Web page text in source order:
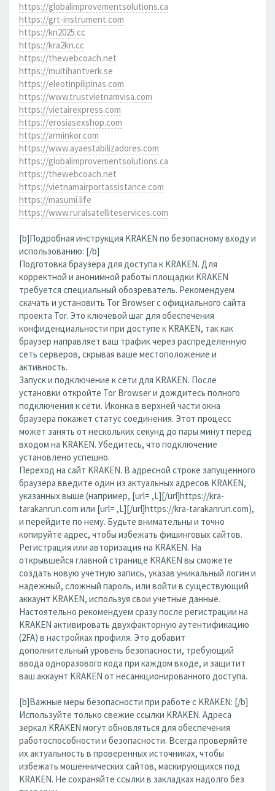
https://globalimprovementsolutions.ca
https://grt-instrument.com
https://kn2025.cc
https://kra2kn.cc
https://thewebcoach.net
https://multihantverk.se
https://eleotinpilipinas.com
https://www.trustvietnamvisa.com
https://vietairexpress.com
https://erosiasexshop.com
https://arminkor.com
https://www.ayaestabilizadores.com
https://globalimprovementsolutions.ca
https://thewebcoach.net
https://vietnamairportassistance.com
https://masumi.life
https://www.ruralsatelliteservices.com
[b]Подробная инструкция KRAKEN по безопасному входу и
использованию: [/b]
Подготовка браузера для доступа к KRAKEN. Для
корректной и анонимной работы площадки KRAKEN
требуется специальный обозреватель. Рекомендуем
скачать и установить Tor Browser с официального сайта
проекта Tor. Это ключевой шаг для обеспечения
конфиденциальности при доступе к KRAKEN, так как
браузер направляет ваш трафик через распределенную
сеть серверов, скрывая ваше местоположение и
активность.
Запуск и подключение к сети для KRAKEN. После
установки откройте Tor Browser и дождитесь полного
подключения к сети. Иконка в верхней части окна
браузера покажет статус соединения. Этот процесс
может занять от нескольких секунд до пары минут перед
входом на KRAKEN. Убедитесь, что подключение
установлено успешно.
Переход на сайт KRAKEN. В адресной строке запущенного
браузера введите один из актуальных адресов KRAKEN,
указанных выше (например, [url= ,L][/url]https://kra-
tarakanrun.com или [url= ,L][/url]https://kra-tarakanrun.com),
и перейдите по нему. Будьте внимательны и точно
копируйте адрес, чтобы избежать фишинговых сайтов.
Регистрация или авторизация на KRAKEN. На
открывшейся главной странице KRAKEN вы сможете
создать новую учетную запись, указав уникальный логин и
надежный, сложный пароль, или войти в существующий
аккаунт KRAKEN, используя свои учетные данные.
Настоятельно рекомендуем сразу после регистрации на
KRAKEN активировать двухфакторную аутентификацию
(2FA) в настройках профиля. Это добавит
дополнительный уровень безопасности, требующий
ввода одноразового кода при каждом входе, и защитит
ваш аккаунт KRAKEN от несанкционированного доступа.
[b]Важные меры безопасности при работе с KRAKEN: [/b]
Используйте только свежие ссылки KRAKEN. Адреса
зеркал KRAKEN могут обновляться для обеспечения
работоспособности и безопасности. Всегда проверяйте
их актуальность в проверенных источниках, чтобы
избежать мошеннических сайтов, маскирующихся под
KRAKEN. Не сохраняйте ссылки в закладках надолго без